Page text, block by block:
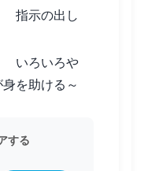
指示の出し
いろいろや
を助ける～
する